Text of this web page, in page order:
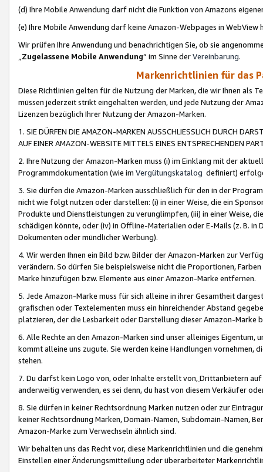
(d) Ihre Mobile Anwendung darf nicht die Funktion von Amazons
(e) Ihre Mobile Anwendung darf keine Amazon-Webpages in WebView
Wir prüfen Ihre Anwendung und benachrichtigen Sie, ob sie
„Zugelassene Mobile Anwendung“ im Sinne derVereinbarung.
Markenrichtlinien für das
Diese Richtlinien gelten für die Nutzung der Marken, die wir Ihnen als
müssen jederzeit strikt eingehalten werden, und jede Nutzung der
Lizenzen bezüglich Ihrer Nutzung der Amazon-Marken.
1. SIE DÜRFEN DIE AMAZON-MARKEN AUSSCHLIESSLICH DURCH
AUF EINER AMAZON-WEBSITE MITTELS EINES ENTSPRECHENDEN
2. Ihre Nutzung der Amazon-Marken muss (i) im Einklang mit der
Programmdokumentation (wie im Vergütungskatalog definiert)
3. Sie dürfen die Amazon-Marken ausschließlich für den in der
nicht wie folgt nutzen oder darstellen: (i) in einer Weise, die ein
Produkte und Dienstleistungen zu verunglimpfen, (iii) in einer Weise,
schädigen könnte, oder (iv) in Offline-Materialien oder E-Mails (z. B. in
Dokumenten oder mündlicher Werbung).
4. Wir werden Ihnen ein Bild bzw. Bilder der Amazon-Marken zur
verändern. So dürfen Sie beispielsweise nicht die Proportionen,
Marke hinzufügen bzw. Elemente aus einer Amazon-Marke entfernen.
5. Jede Amazon-Marke muss für sich alleine in ihrer Gesamtheit
grafischen oder Textelementen muss ein hinreichender Abstand
platzieren, der die Lesbarkeit oder Darstellung dieser Amazon-Marke
6. Alle Rechte an den Amazon-Marken sind unser alleiniges
kommt alleine uns zugute. Sie werden keine Handlungen vornehmen,
stehen.
7. Du darfst kein Logo von, oder Inhalte erstellt von,Drittanbietern auf
anderweitig verwenden, es sei denn, du hast von diesem Verkäufer
8. Sie dürfen in keiner Rechtsordnung Marken nutzen oder zur
keiner Rechtsordnung Marken, Domain-Namen, Subdomain-Namen,
Amazon-Marke zum Verwechseln ähnlich sind.
Wir behalten uns das Recht vor, diese Markenrichtlinien und die
Einstellen einer Änderungsmitteilung oder überarbeiteter